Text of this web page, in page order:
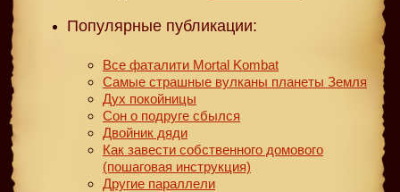
Популярные публикации:
Все фаталити Mortal Kombat
Самые страшные вулканы планеты Земля
Дух покойницы
Сон о подруге сбылся
Двойник дяди
Как завести собственного домового
(пошаговая инструкция)
Другие параллели